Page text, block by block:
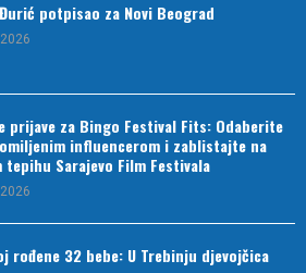
potpisao za Novi Beograd
prijave za Bingo Festival Fits: Odaberite
influencerom i zablistajte na
tepihu Sarajevo Film Festivala
rođene 32 bebe: U Trebinju djevojčica